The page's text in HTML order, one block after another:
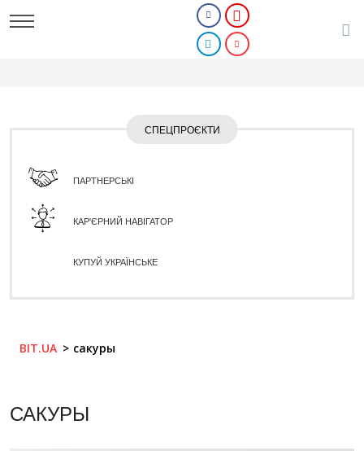
СПЕЦПРОЄКТИ
ПАРТНЕРСЬКІ
КАР'ЄРНИЙ НАВІГАТОР
КУПУЙ УКРАЇНСЬКЕ
BIT.UA сакуры
САКУРЫ